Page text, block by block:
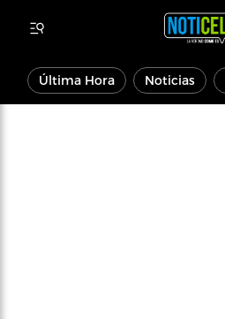
Última Hora Noticias